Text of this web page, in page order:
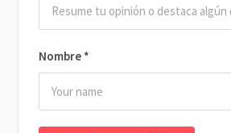
Nombre *